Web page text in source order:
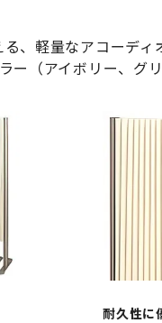
、軽量なアコーディ
ー（アイボリー、グ
耐久性に